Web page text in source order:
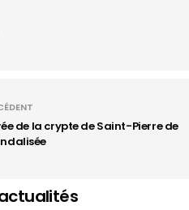
de la crypte de Saint-Pierre de